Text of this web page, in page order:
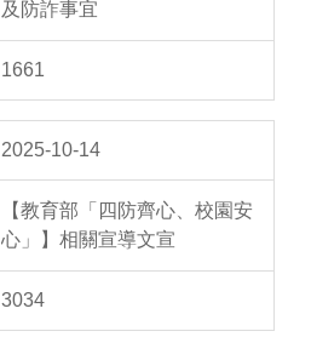
及防詐事宜
1661
2025-10-14
【教育部「四防齊心、校園安
心」】相關宣導文宣
3034